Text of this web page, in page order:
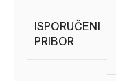
ISPORUČENI
PRIBOR